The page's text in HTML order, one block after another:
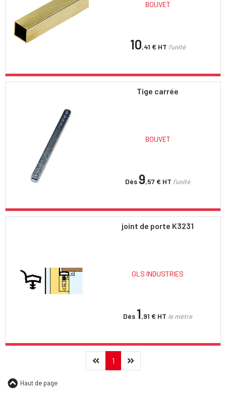
BOUVET
10,41 € HT l'unité
Tige carrée
BOUVET
Dès 9,57 € HT l'unité
joint de porte K3231
GLS INDUSTRIES
Dès 1,91 € HT le mètre
Précédent
1(current)Suivant
Haut de page